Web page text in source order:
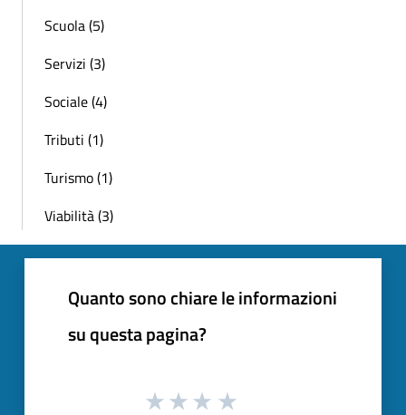
Scuola (5)
Servizi (3)
Sociale (4)
Tributi (1)
Turismo (1)
Viabilità (3)
Quanto sono chiare le informazioni
su questa pagina?